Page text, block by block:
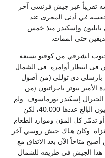
تقريباً عبر جيش فرنسي آخر
مقاتل النهر نفسه في أدنى المجرى عند
وإسكندر منذ خمس
حتى الممات.
الشرقي من كوفنو بسبعة
انتظار أوامره: في الشمال
بارسلي دي توللي (من أصول
وفي الجنوب 60.000 بقيادة الأمير بيوتر باجراتيون (من
الشرق 40.000 بقيادة الجنرال إسكندر تورماسوف. ولم
تكن هذه الجيوش نداً قوياً لجيوش نابليون البالغ عددها 40.000، لكن
تدمّر كل المؤن وموارد الطعام
الغزاة. وكان هناك جيش روسي آخر
البأس أصبح متاحاً الآن بعد الاتفاق مع
هذا الجيش في طريقه للشمال